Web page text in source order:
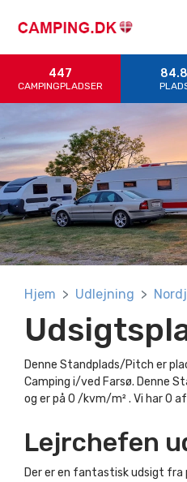
447
CAMPINGPLADSER
Hjem Udlejning
Denne Standplads/Pitch er
Camping i/ved Farsø. Denne
og er på 0 /kvm/m² . Vi har 0
Lejrchefen
Der er en fantastisk udsigt fra